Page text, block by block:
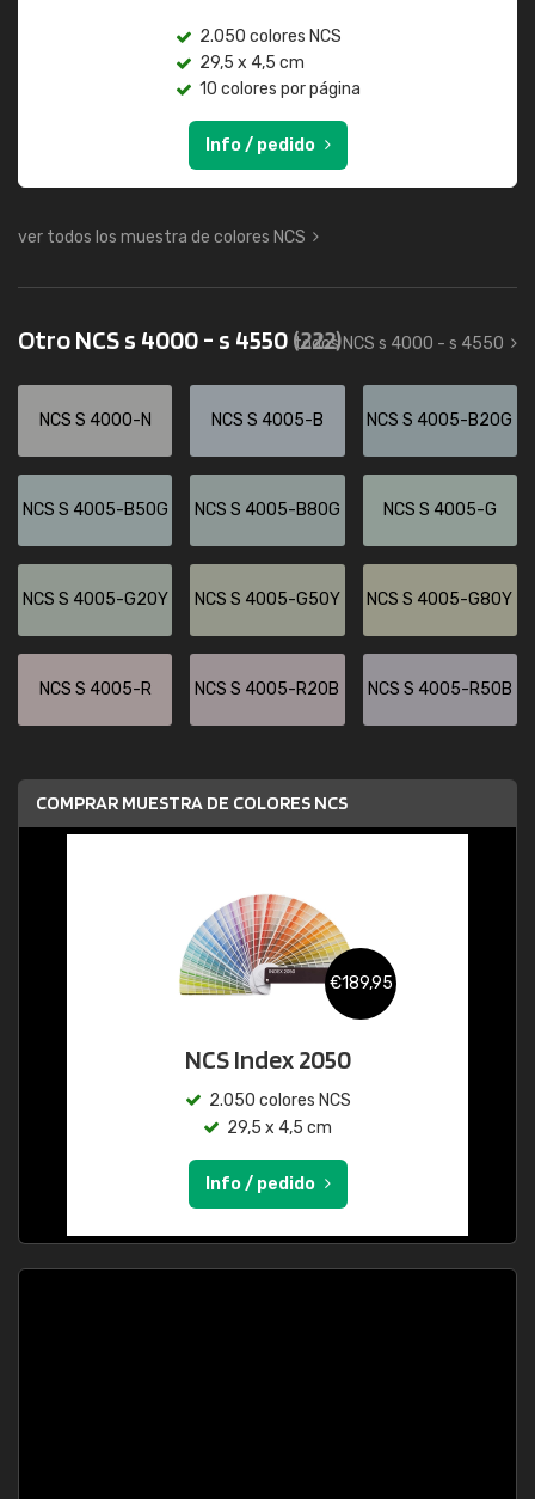
2.050 colores NCS
29,5 x 4,5 cm
10 colores por página
Info / pedido
ver todos los muestra de colores NCS
Otro NCS s 4000 - s 4550(222)
todos NCS s 4000 - s 4550
NCS S 4000-N NCS S 4005-B NCS S 4005-B20G
NCS S 4005-B50G NCS S 4005-B80G NCS S 4005-G
NCS S 4005-G20Y NCS S 4005-G50Y NCS S 4005-G80Y
NCS S 4005-R NCS S 4005-R20B NCS S 4005-R50B
COMPRAR MUESTRA DE COLORES NCS
€189,95
NCS Index 2050
2.050 colores NCS
29,5 x 4,5 cm
Info / pedido